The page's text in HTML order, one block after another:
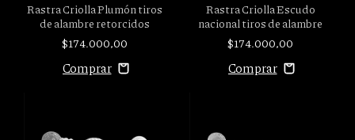
Rastra Criolla Plumón tiros
de alambre retorcidos
$174.000,00
Rastra Criolla Escudo
nacional tiros de alambre
$174.000,00